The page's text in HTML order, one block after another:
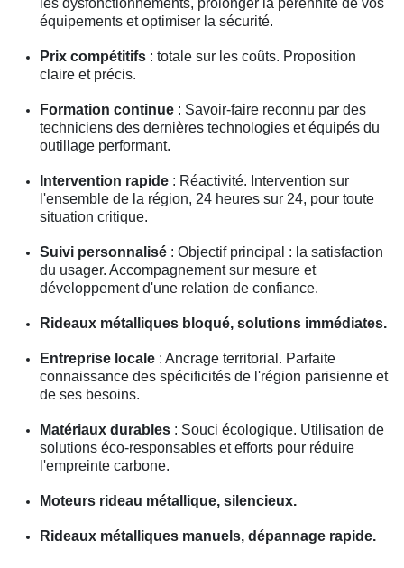
équipements et optimiser la sécurité.
Prix compétitifs : totale sur les coûts. Proposition
claire et précis.
Formation continue : Savoir-faire reconnu par des
techniciens des dernières technologies et équipés du
outillage performant.
Intervention rapide : Réactivité. Intervention sur
l'ensemble de la région, 24 heures sur 24, pour toute
situation critique.
Suivi personnalisé : Objectif principal : la satisfaction
du usager. Accompagnement sur mesure et
développement d'une relation de confiance.
Rideaux métalliques bloqué, solutions immédiates.
Entreprise locale : Ancrage territorial. Parfaite
connaissance des spécificités de l'région parisienne et
de ses besoins.
Matériaux durables : Souci écologique. Utilisation de
solutions éco-responsables et efforts pour réduire
l'empreinte carbone.
Moteurs rideau métallique, silencieux.
Rideaux métalliques manuels, dépannage rapide.